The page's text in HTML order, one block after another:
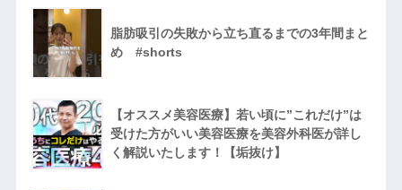
脂肪吸引の失敗から立ち直るまでの3年間まと
め #shorts
【オススメ美容医療】若い頃に”これだけ”は
受けた方がいい美容医療を美容外科医が詳し
く解説いたします！【垢抜け】